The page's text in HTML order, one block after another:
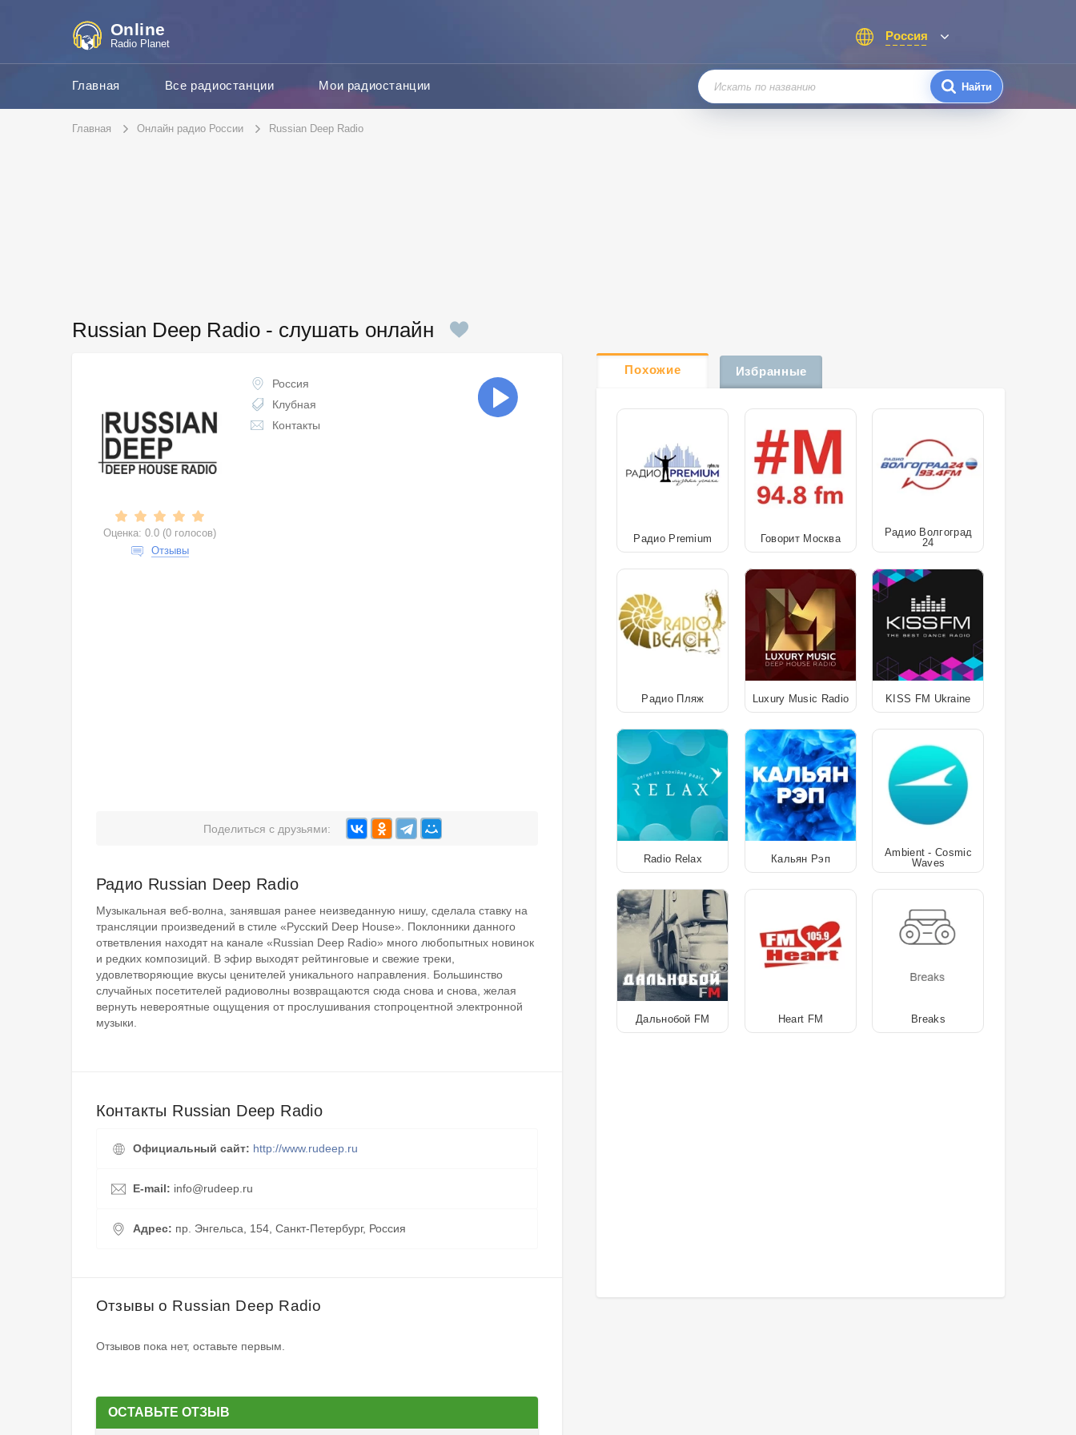
Online
Radio Planet
Россия
Главная Все радиостанции Мои радиостанции
Главная Онлайн радио России Russian Deep Radio
Russian Deep Radio - слушать онлайн
Оценка: 0.0 (0 голосов)
Отзывы
Россия
Клубная
Контакты
Поделиться с друзьями:
Радио Russian Deep Radio
Музыкальная веб-волна, занявшая ранее неизведанную нишу, сделала ставку на
трансляции произведений в стиле «Русский Deep House». Поклонники данного
ответвления находят на канале «Russian Deep Radio» много любопытных новинок
и редких композиций. В эфир выходят рейтинговые и свежие треки,
удовлетворяющие вкусы ценителей уникального направления. Большинство
случайных посетителей радиоволны возвращаются сюда снова и снова, желая
вернуть невероятные ощущения от прослушивания стопроцентной электронной
музыки.
Контакты Russian Deep Radio
Официальный сайт: http://www.rudeep.ru
E-mail: info@rudeep.ru
Адрес: пр. Энгельса, 154, Санкт-Петербург, Россия
Отзывы о Russian Deep Radio
Отзывов пока нет, оставьте первым.
ОСТАВЬТЕ ОТЗЫВ
Похожие Избранные
Радио Premium Говорит Москва
Радио Волгоград
24
Радио Пляж Luxury Music Radio KISS FM Ukraine
Radio Relax Кальян Рэп
Ambient - Cosmic
Waves
Дальнобой FM Heart FM Breaks